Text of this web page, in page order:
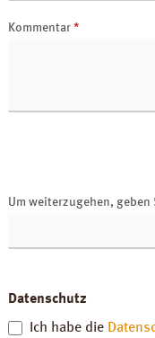
Kommentar *
Um weiterzugehen,
Datenschutz
Ich habe die